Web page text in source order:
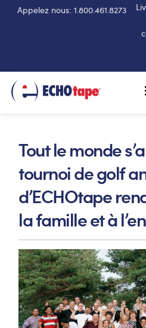
Appelez nous: 1.800.461.8273
Tout le monde
tournoi de golf
d’ECHOtape
la famille et à